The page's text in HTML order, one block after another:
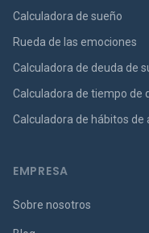
Calculadora de sueño
Rueda de las emociones
Calculadora de deuda de
Calculadora de tiempo de
Calculadora de hábitos de
EMPRESA
Sobre nosotros